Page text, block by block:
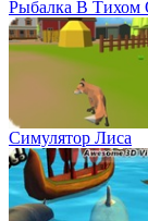
Рыбалка В Тихом
Симулятор Лиса